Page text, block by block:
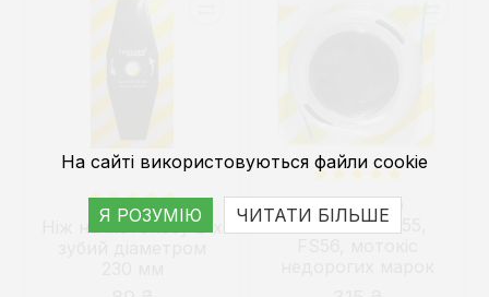
На сайті використовуються файли cookie
Я РОЗУМІЮ ЧИТАТИ БІЛЬШЕ
Ніж на мотокосу 2-х
Голівка до
мотокоси FS55,